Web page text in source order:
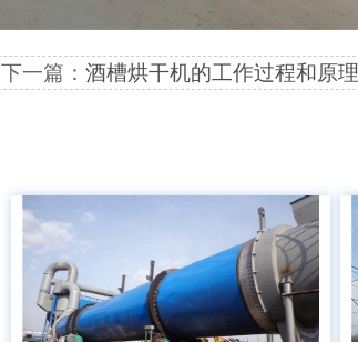
下一篇： 酒槽烘干机的工作过程和原理